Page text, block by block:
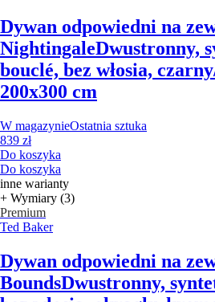
Dywan odpowiedni na
NightingaleDwustronny,
bouclé, bez włosia,
200x300 cm
W magazynieOstatnia sztuka
839 zł
Do koszyka
Do koszyka
inne warianty
+ Wymiary (3)
Premium
Ted Baker
Dywan odpowiedni na
BoundsDwustronny,